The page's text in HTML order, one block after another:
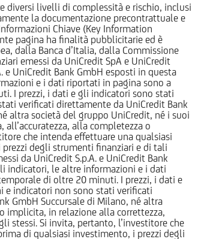
diversi livelli di complessità e rischio, inclusi
la documentazione precontrattuale e
Chiave (Key Information
pagina ha finalità pubblicitarie ed è
dalla Banca d’Italia, dalla Commissione
emessi da UniCredit SpA e UniCredit
e UniCredit Bank GmbH esposti in questa
e i dati riportati in pagina sono a
I prezzi, i dati e gli indicatori sono stati
verificati direttamente da UniCredit Bank
altra società del gruppo UniCredit, né i suoi
alla completezza o
che intenda effettuare una qualsiasi
degli strumenti finanziari e di tali
da UniCredit S.p.A. e UniCredit Bank
indicatori, le altre informazioni e i dati
di oltre 20 minuti. I prezzi, i dati e
indicatori non sono stati verificati
GmbH Succursale di Milano, né altra
implicita, in relazione alla correttezza,
stessi. Si invita, pertanto, l’investitore che
di qualsiasi investimento, i prezzi degli